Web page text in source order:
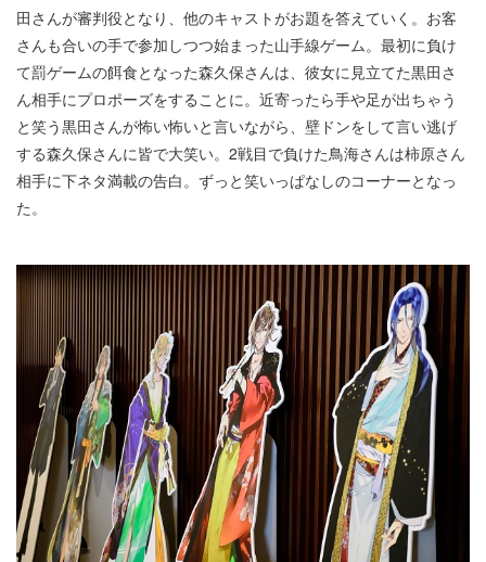
田さんが審判役となり、他のキャストがお題を答えていく。お客
さんも合いの手で参加しつつ始まった山手線ゲーム。最初に負け
て罰ゲームの餌食となった森久保さんは、彼女に見立てた黒田さ
ん相手にプロポーズをすることに。近寄ったら手や足が出ちゃう
と笑う黒田さんが怖い怖いと言いながら、壁ドンをして言い逃げ
する森久保さんに皆で大笑い。2戦目で負けた鳥海さんは柿原さん
相手に下ネタ満載の告白。ずっと笑いっぱなしのコーナーとなっ
た。